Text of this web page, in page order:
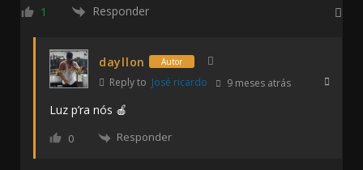
1 Responder
dayllon Autor
Reply to José ricardo 9 meses atrás
Luz p’ra nós 🍎
0 Responder